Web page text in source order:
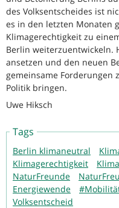
des Volksentscheides ist
es in den letzten Monaten
Klimagerechtigkeit zu
Berlin weiterzuentwickeln.
ansetzen und den neuen
gemeinsame Forderungen
Politik bringen.
Uwe Hiksch
Tags
Berlin klimaneutral
Klimagerechtigkeit
NaturFreunde
Energiewende
Volksentscheid